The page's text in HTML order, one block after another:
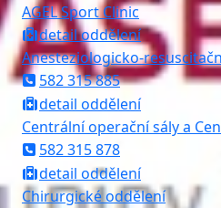
AGEL Sport Clinic
detail oddělení
Anesteziologicko-
582 315 885
detail oddělení
Centrální operační sály a
582 315 878
detail oddělení
Chirurgické oddělení